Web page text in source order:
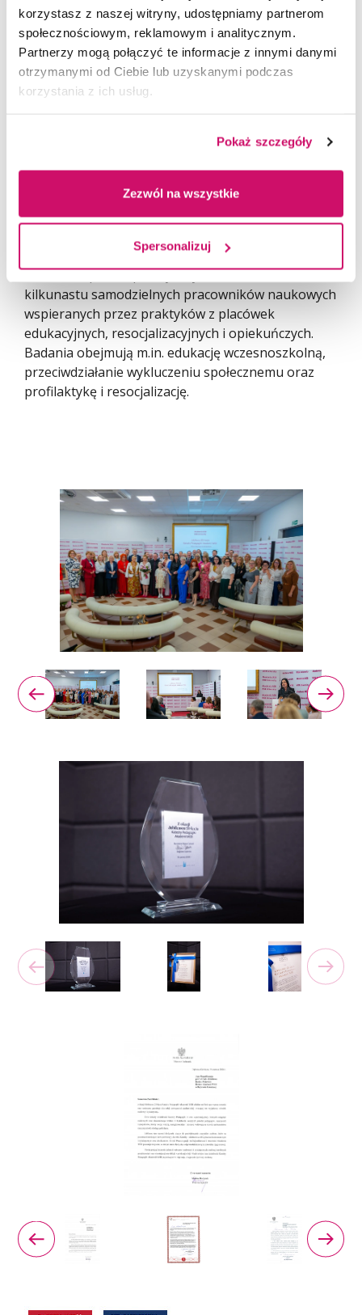
korzystasz z naszej witryny, udostępniamy partnerom
społecznościowym, reklamowym i analitycznym.
Partnerzy mogą połączyć te informacje z innymi danymi
otrzymanymi od Ciebie lub uzyskanymi podczas
korzystania z ich usług.
Pokaż szczegóły
Zezwól na wszystkie
Spersonalizuj
Finał odbył się po raz pierwszy na patio kampusu:
w plenerowym koncercie wystąpiły AweSomeBand
Akademii WSB oraz kapela Zakładu Karnego
w Wojkowicach - wymowny dowód na to, że
edukacja i resocjalizacja potrafią grać do jednej
nuty. Całość zamknęło wspólne „Sto lat"
Stosowanych od roku akademickiego 2005/2006.
W 2019 roku studia przekształcono w jednolite
i wczesnoszkolnej, dziś jednostka prowadzi dwa
kierunki o profilu praktycznym i zatrudnia
kilkunastu samodzielnych pracowników naukowych
wspieranych przez praktyków z placówek
edukacyjnych, resocjalizacyjnych i opiekuńczych.
Badania obejmują m.in. edukację wczesnoszkolną,
przeciwdziałanie wykluczeniu społecznemu oraz
profilaktykę i resocjalizację.